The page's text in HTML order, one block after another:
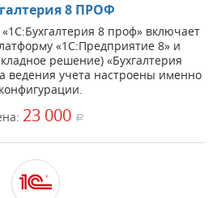
8 ПРОФ
8 проф» включает
«1С:Предприятие 8» и
решение) «Бухгалтерия
ведения учета настроены именно
23 000 a